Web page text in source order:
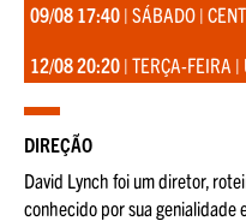
09/08 17:40| SÁBADO |
12/08 20:20| TERÇA-FEIRA
DIREÇÃO
David Lynch foi um diretor,
conhecido por sua genialidade